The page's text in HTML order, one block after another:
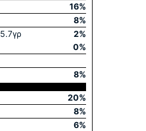
16%
8%
5.7γρ 2%
0%
8%
20%
8%
6%